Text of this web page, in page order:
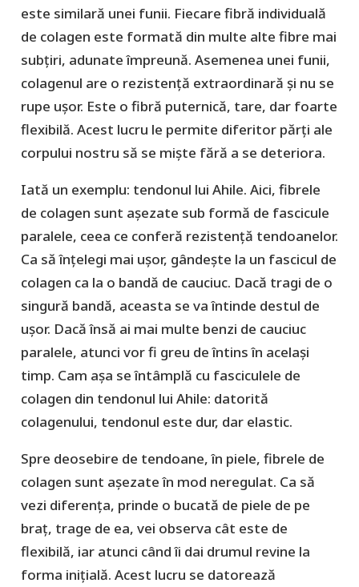
este similară unei funii. Fiecare fibră individuală
de colagen este formată din multe alte fibre mai
subțiri, adunate împreună. Asemenea unei funii,
colagenul are o rezistență extraordinară și nu se
rupe ușor. Este o fibră puternică, tare, dar foarte
flexibilă. Acest lucru le permite diferitor părți ale
corpului nostru să se miște fără a se deteriora.
Iată un exemplu: tendonul lui Ahile. Aici, fibrele
de colagen sunt așezate sub formă de fascicule
paralele, ceea ce conferă rezistență tendoanelor.
Ca să înțelegi mai ușor, gândește la un fascicul de
colagen ca la o bandă de cauciuc. Dacă tragi de o
singură bandă, aceasta se va întinde destul de
ușor. Dacă însă ai mai multe benzi de cauciuc
paralele, atunci vor fi greu de întins în același
timp. Cam așa se întâmplă cu fasciculele de
colagen din tendonul lui Ahile: datorită
colagenului, tendonul este dur, dar elastic.
Spre deosebire de tendoane, în piele, fibrele de
colagen sunt așezate în mod neregulat. Ca să
vezi diferența, prinde o bucată de piele de pe
braț, trage de ea, vei observa cât este de
flexibilă, iar atunci când îi dai drumul revine la
forma inițială. Acest lucru se datorează